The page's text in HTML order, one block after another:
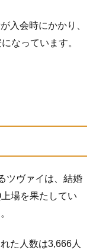
入会時にかかり、
なっています。
ツヴァイは、結婚
場を果たしてい
た人数は3,666人